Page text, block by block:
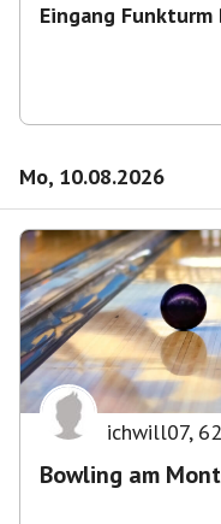
Eingang Funkturm
Mo, 10.08.2026
ichwill07, 62
Bowling am